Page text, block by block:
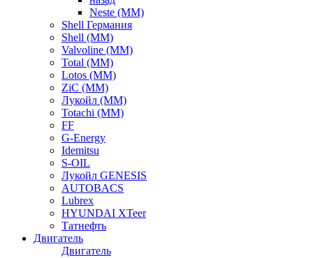
Neste (ММ)
Shell Германия
Shell (ММ)
Valvoline (ММ)
Total (ММ)
Lotos (ММ)
ZiC (ММ)
Лукойл (ММ)
Totachi (MM)
FF
G-Energy
Idemitsu
S-OIL
Лукойл GENESIS
AUTOBACS
Lubrex
HYUNDAI XTeer
Татнефть
Двигатель
Двигатель